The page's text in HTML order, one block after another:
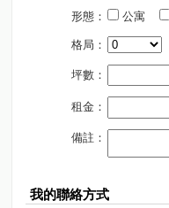
形態： 公寓
格局：
坪數：
租金：
備註：
我的聯絡方式